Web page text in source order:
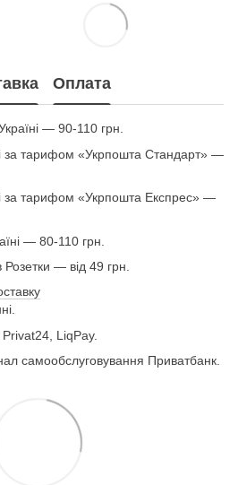
Оплата
— 90-110 грн.
за тарифом «Укрпошта Стандарт» —
за тарифом «Укрпошта Експрес» —
— 80-110 грн.
Розетки — від 49 грн.
LiqPay.
самообслуговування Приватбанк.